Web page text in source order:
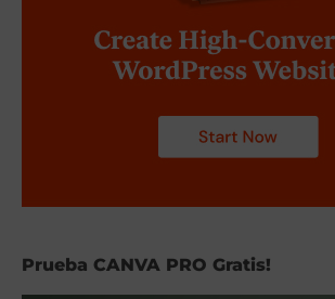
Prueba CANVA PRO Gratis!